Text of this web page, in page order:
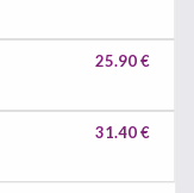
25.90 €
31.40 €